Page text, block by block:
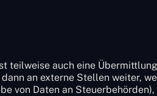
teilweise auch eine
an externe Stellen weiter,
von Daten an Steuerbehörden),